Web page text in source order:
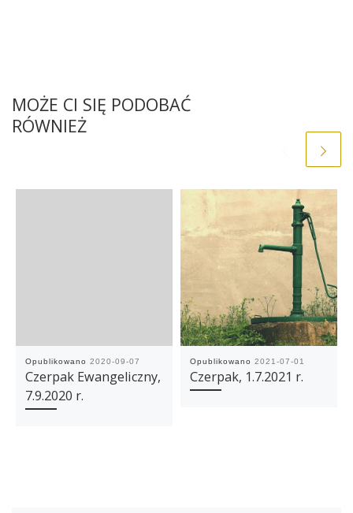
MOŻE CI SIĘ PODOBAĆ
RÓWNIEŻ
Opublikowano 2020-09-07
Czerpak Ewangeliczny,
7.9.2020 r.
Opublikowano 2021-07-01
Czerpak, 1.7.2021 r.